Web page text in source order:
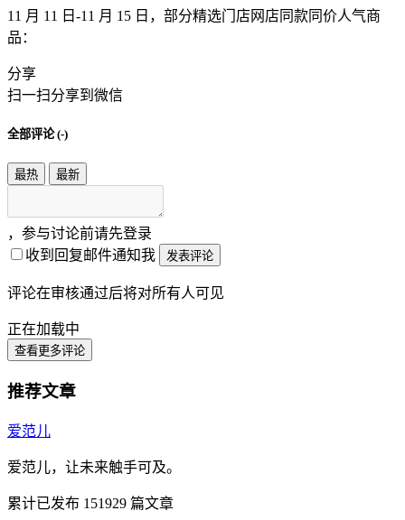
11 月 11 日-11 月 15 日，部分精选门店网店同款同价人气商
品：
分享
扫一扫分享到微信
全部评论 (-)
最热 最新
，参与讨论前请先登录
收到回复邮件通知我
发表评论
评论在审核通过后将对所有人可见
正在加载中
查看更多评论
推荐文章
爱范儿
爱范儿，让未来触手可及。
累计已发布 151929 篇文章